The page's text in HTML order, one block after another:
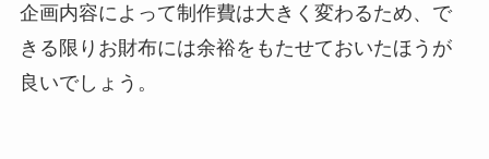
企画内容によって制作費は大きく変わるため、で
きる限りお財布には余裕をもたせておいたほうが
良いでしょう。